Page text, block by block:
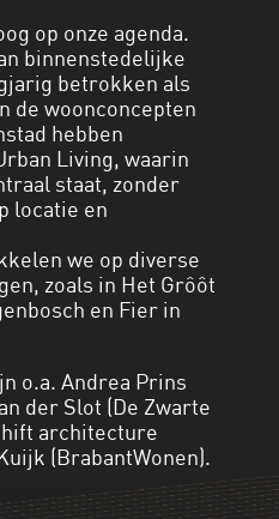
op onze agenda.
binnenstedelijke
betrokken als
de woonconcepten
hebben
Living, waarin
staat, zonder
locatie en
we op diverse
zoals in Het Grôôt
en Fier in
o.a. Andrea Prins
der Slot (De Zwarte
architecture
(BrabantWonen).